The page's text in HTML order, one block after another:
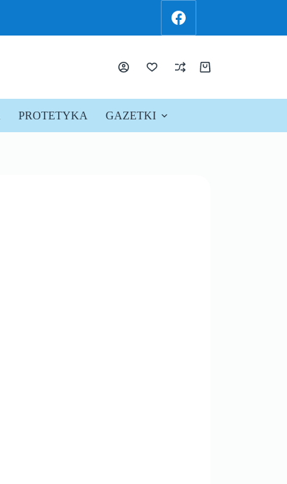
PROTETYKA GAZETKI